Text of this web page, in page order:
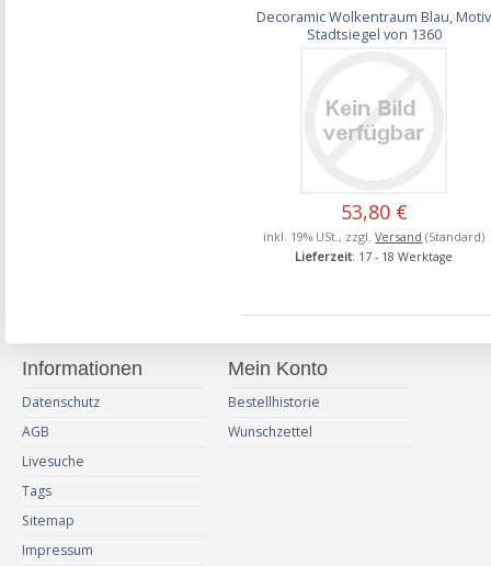
Decoramic Wolkentraum Blau, Motiv
Stadtsiegel von 1360
53,80 €
inkl. 19% USt., zzgl.Versand (Standard)
Lieferzeit: 17 - 18 Werktage
Informationen
Datenschutz
AGB
Livesuche
Tags
Sitemap
Impressum
Mein Konto
Bestellhistorie
Wunschzettel